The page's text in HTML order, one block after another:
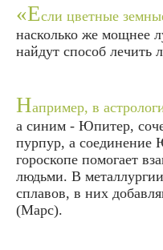
«Если цветные
насколько же мощнее
найдут способ лечить
Например, в
а синим - Юпитер,
пурпур, а
гороскопе помогает
людьми. В
сплавов, в них
(Марс).